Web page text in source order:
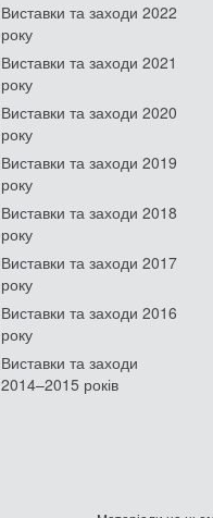
Виставки та заходи 2022
року
Виставки та заходи 2021
року
Виставки та заходи 2020
року
Виставки та заходи 2019
року
Виставки та заходи 2018
року
Виставки та заходи 2017
року
Виставки та заходи 2016
року
Виставки та заходи
2014–2015 років